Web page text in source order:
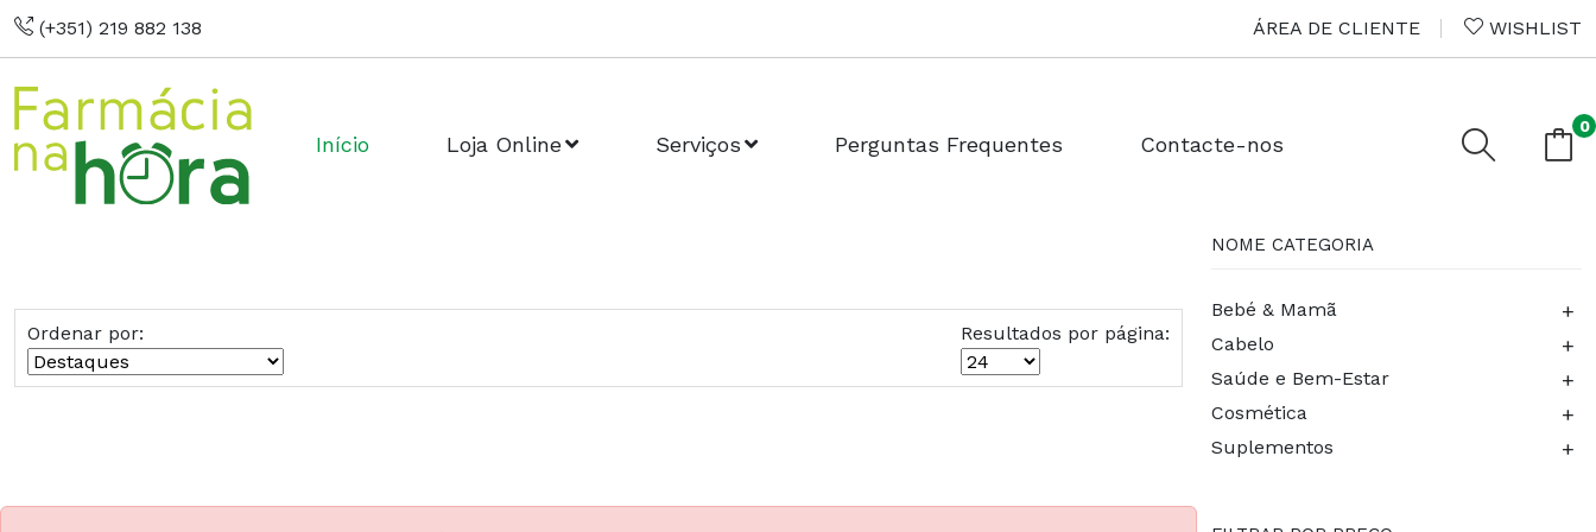
(+351) 219 882 138 ÁREA DE CLIENTE WISHLIST
Início Loja Online Serviços Perguntas Frequentes Contacte-nos
0
Ordenar por: Resultados por página:
NOME CATEGORIA
Bebé & Mamã +
Cabelo +
Saúde e Bem-Estar +
Cosmética +
Suplementos +